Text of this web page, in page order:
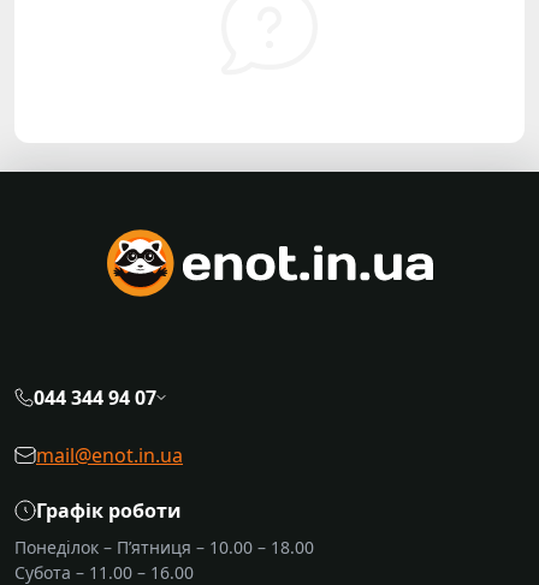
044 344 94 07
mail@enot.in.ua
Графік роботи
Понеділок – П’ятниця – 10.00 – 18.00
Субота – 11.00 – 16.00